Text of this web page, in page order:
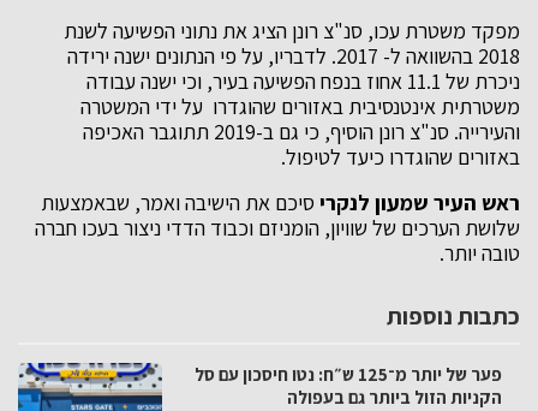
מפקד משטרת עכו, סנ"צ רונן הציג את נתוני הפשיעה לשנת
2018 בהשוואה ל- 2017. לדבריו, על פי הנתונים ישנה ירידה
ניכרת של 11.1 אחוז בנפח הפשיעה בעיר, וכי ישנה עבודה
משטרתית אינטנסיבית באזורים שהוגדרו על ידי המשטרה
והעירייה. סנ"צ רונן הוסיף, כי גם ב-2019 תתוגבר האכיפה
באזורים שהוגדרו כיעד לטיפול.
ראש העיר שמעון לנקרי סיכם את הישיבה ואמר, שבאמצעות
שלושת הערכים של שוויון, הומניזם וכבוד הדדי ניצור בעכו חברה
טובה יותר.
כתבות נוספות
פער של יותר מ־125 ש״ח: נטו חיסכון עם סל
הקניות הזול ביותר גם בעפולה